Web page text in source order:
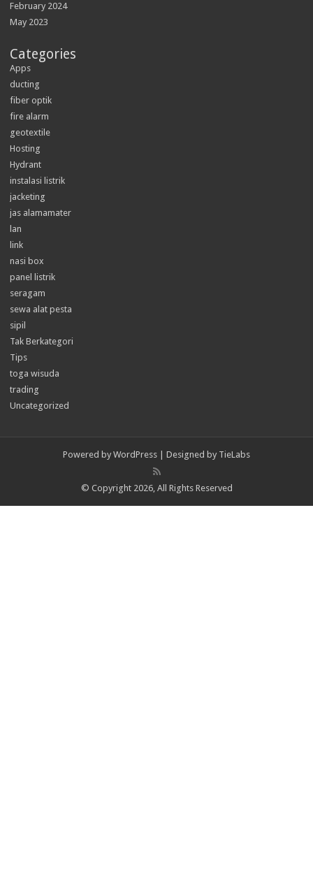
February 2024
May 2023
Categories
Apps
ducting
fiber optik
fire alarm
geotextile
Hosting
Hydrant
instalasi listrik
jacketing
jas alamamater
lan
link
nasi box
panel listrik
seragam
sewa alat pesta
sipil
Tak Berkategori
Tips
toga wisuda
trading
Uncategorized
Powered by WordPress | Designed by TieLabs
© Copyright 2026, All Rights Reserved